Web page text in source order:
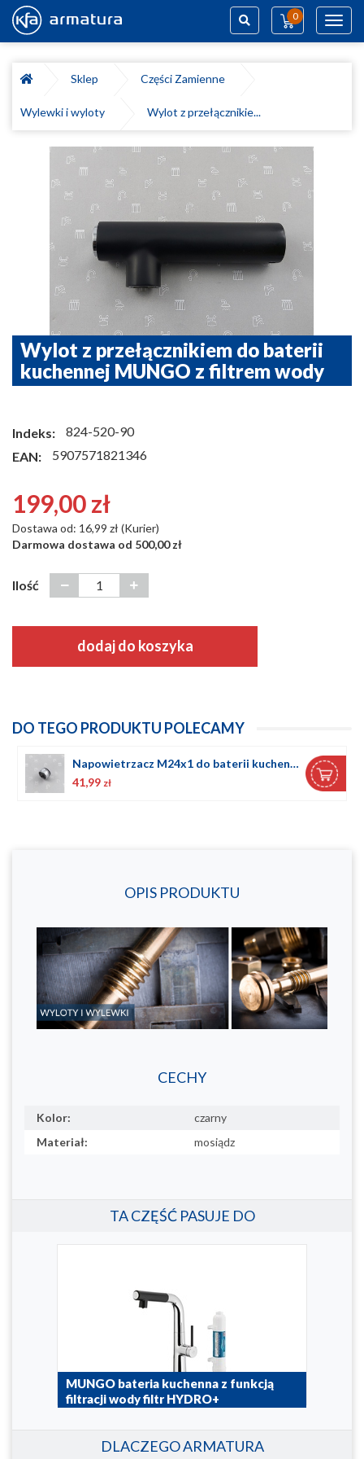
0
Sklep
Części Zamienne
Wylewki i wyloty Wylot z przełącznikie...
Wylot z przełącznikiem do baterii
kuchennej MUNGO z filtrem wody
Indeks:
824-520-90
EAN:
5907571821346
199,00 zł
Dostawa od: 16,99 zł (Kurier)
Darmowa dostawa od 500,00 zł
Ilość
dodaj do koszyka
DO TEGO PRODUKTU POLECAMY
Napowietrzacz M24x1 do baterii kuchennej MUNGO z kluczykiem
41,99 zł
OPIS PRODUKTU
CECHY
Kolor:
czarny
Materiał:
mosiądz
TA CZĘŚĆ PASUJE DO
MUNGO bateria kuchenna z funkcją
filtracji wody filtr HYDRO+
6733-910-00
DLACZEGO ARMATURA